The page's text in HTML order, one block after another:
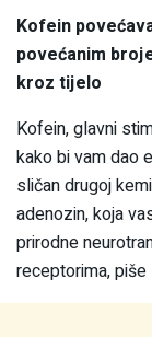
Kofein
povećanim
kroz tijelo
Kofein, glavni
kako bi vam dao
sličan drugoj
adenozin, koja
prirodne
receptorima, piše